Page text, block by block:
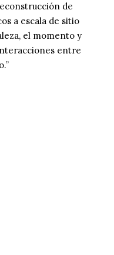
de
a escala de sitio
el momento y
entre